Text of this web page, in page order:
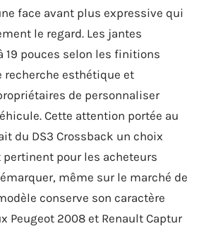
face avant plus expressive qui
le regard. Les jantes
19 pouces selon les finitions
esthétique et
de personnaliser
Cette attention portée au
du DS3 Crossback un choix
pour les acheteurs
même sur le marché de
conserve son caractère
Peugeot 2008 et Renault Captur